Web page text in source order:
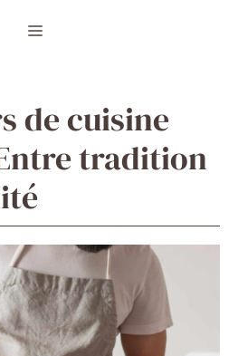
Menu
de cuisine
tradition